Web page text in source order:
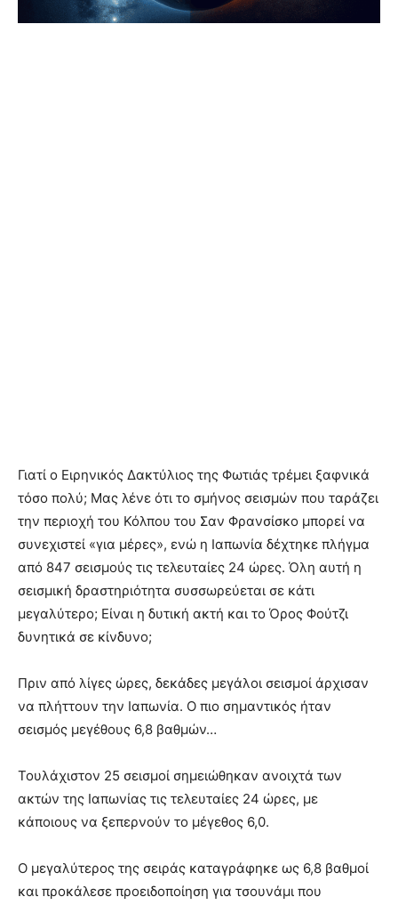
Γιατί ο Ειρηνικός Δακτύλιος της Φωτιάς τρέμει ξαφνικά
τόσο πολύ; Μας λένε ότι το σμήνος σεισμών που ταράζει
την περιοχή του Κόλπου του Σαν Φρανσίσκο μπορεί να
συνεχιστεί «για μέρες», ενώ η Ιαπωνία δέχτηκε πλήγμα
από 847 σεισμούς τις τελευταίες 24 ώρες. Όλη αυτή η
σεισμική δραστηριότητα συσσωρεύεται σε κάτι
μεγαλύτερο; Είναι η δυτική ακτή και το Όρος Φούτζι
δυνητικά σε κίνδυνο;
Πριν από λίγες ώρες, δεκάδες μεγάλοι σεισμοί άρχισαν
να πλήττουν την Ιαπωνία. Ο πιο σημαντικός ήταν
σεισμός μεγέθους 6,8 βαθμών…
Τουλάχιστον 25 σεισμοί σημειώθηκαν ανοιχτά των
ακτών της Ιαπωνίας τις τελευταίες 24 ώρες, με
κάποιους να ξεπερνούν το μέγεθος 6,0.
Ο μεγαλύτερος της σειράς καταγράφηκε ως 6,8 βαθμοί
και προκάλεσε προειδοποίηση για τσουνάμι που